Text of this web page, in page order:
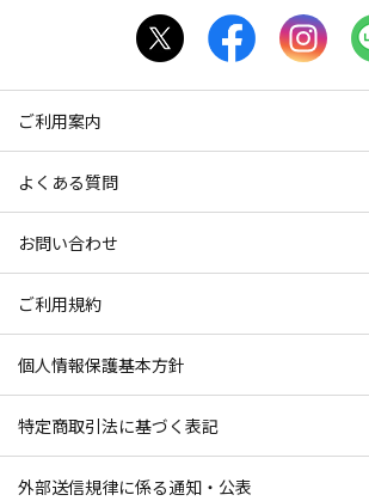
ご利用案内
よくある質問
お問い合わせ
ご利用規約
個人情報保護基本方針
特定商取引法に基づく表記
外部送信規律に係る通知・公表